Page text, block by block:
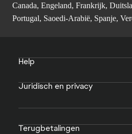
Canada, Engeland, Frankrijk,
Portugal, Saoedi-Arabië, Spanje,
Help
Juridisch en privacy
Terugbetalingen